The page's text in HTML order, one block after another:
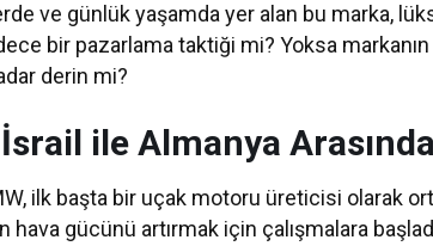
ve günlük yaşamda yer alan bu marka,
bir pazarlama taktiği mi? Yoksa
derin mi?
ile Almanya
ilk başta bir uçak motoru üreticisi olarak
hava gücünü artırmak için çalışmalara